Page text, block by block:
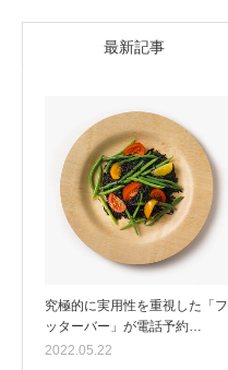
最新記事
究極的に実用性を重視した「フ
ッターバー」が電話予約…
2022.05.22